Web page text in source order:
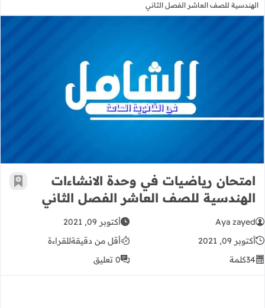
الهندسية للصف العاشر الفصل الثاني
امتحان رياضيات في وحدة
امتحان رياضيات في وحدة الانشاءات
الهندسية للصف العاشر الفصل الثاني
أضف
Aya zayed
أكتوبر 09, 2021
أكتوبر 09, 2021
أقل من دقيقةللقراءة
34كلمة 0 تعليق